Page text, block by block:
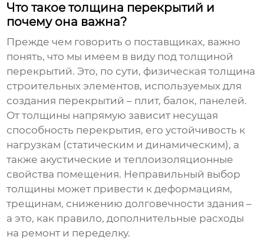
Что такое толщина перекрытий и
почему она важна?
Прежде чем говорить о поставщиках, важно
понять, что мы имеем в виду подтолщиной
перекрытий. Это, по сути, физическая толщина
строительных элементов, используемых для
создания перекрытий – плит, балок, панелей.
От толщины напрямую зависит несущая
способность перекрытия, его устойчивость к
нагрузкам (статическим и динамическим), а
также акустические и теплоизоляционные
свойства помещения. Неправильный выбор
толщины может привести к деформациям,
трещинам, снижению долговечности здания –
а это, как правило, дополнительные расходы
на ремонт и переделку.